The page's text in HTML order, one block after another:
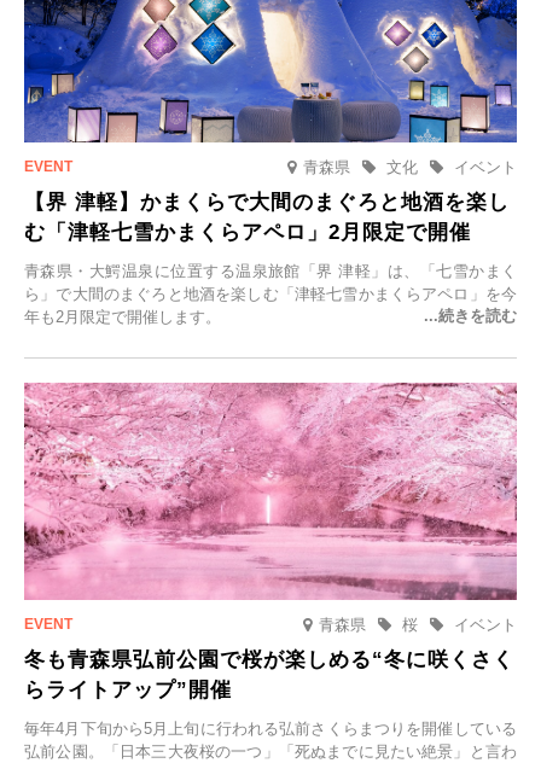
青森県 イベント
文化
【界 津軽】かまくらで大間のまぐろと地酒を楽し
む「津軽七雪かまくらアペロ」2月限定で開催
青森県・大鰐温泉に位置する温泉旅館「界 津軽」は、「七雪かまく
ら」で大間のまぐろと地酒を楽しむ「津軽七雪かまくらアペロ」を今
年も2月限定で開催します。
青森県 イベント
桜
冬も青森県弘前公園で桜が楽しめる“冬に咲くさく
らライトアップ”開催
毎年4月下旬から5月上旬に行われる弘前さくらまつりを開催している
弘前公園。「日本三大夜桜の一つ」「死ぬまでに見たい絶景」と言わ